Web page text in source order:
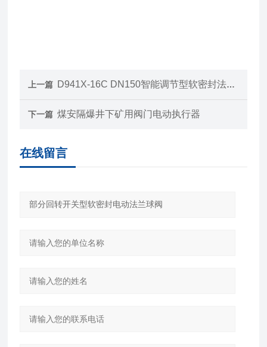
上一篇 D941X-16C DN150智能调节型软密封法兰式电动蝶阀
下一篇 煤安隔爆井下矿用阀门电动执行器
在线留言